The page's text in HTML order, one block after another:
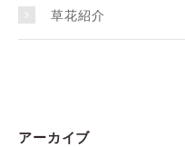
草花紹介
アーカイブ